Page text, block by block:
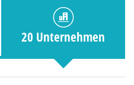
20 Unternehmen